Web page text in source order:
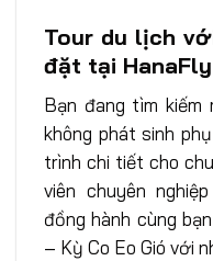
Tour du lịch
đặt tại HanaFly
Bạn đang tìm kiếm
không phát sinh
trình chi tiết cho
viên chuyên
đồng hành cùng
– Kỳ Co Eo Gió với